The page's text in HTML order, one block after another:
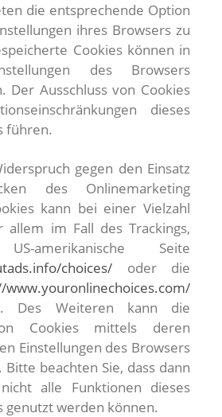
die entsprechende Option
ihres Browsers zu
Cookies können in
des Browsers
Der Ausschluss von Cookies
dieses
führen.
gegen den Einsatz
des Onlinemarketing
kann bei einer Vielzahl
allem im Fall des Trackings,
amerikanische Seite
choices/ oder die
www.youronlinechoices.com/
Des Weiteren kann die
Cookies mittels deren
Einstellungen des Browsers
beachten Sie, dass dann
alle Funktionen dieses
genutzt werden können.